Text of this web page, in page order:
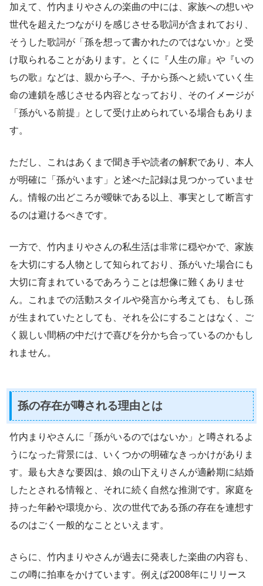
加えて、竹内まりやさんの楽曲の中には、家族への想いや
世代を超えたつながりを感じさせる歌詞が含まれており、
そうした歌詞が「孫を想って書かれたのではないか」と受
け取られることがあります。とくに『人生の扉』や『いの
ちの歌』などは、親から子へ、子から孫へと続いていく生
命の連鎖を感じさせる内容となっており、そのイメージが
「孫がいる前提」として受け止められている場合もありま
す。
ただし、これはあくまで聞き手や読者の解釈であり、本人
が明確に「孫がいます」と述べた記録は見つかっていませ
ん。情報の出どころが曖昧である以上、事実として断言す
るのは避けるべきです。
一方で、竹内まりやさんの私生活は非常に穏やかで、家族
を大切にする人物として知られており、孫がいた場合にも
大切に育まれているであろうことは想像に難くありませ
ん。これまでの活動スタイルや発言から考えても、もし孫
が生まれていたとしても、それを公にすることはなく、ご
く親しい間柄の中だけで喜びを分かち合っているのかもし
れません。
孫の存在が噂される理由とは
竹内まりやさんに「孫がいるのではないか」と噂されるよ
うになった背景には、いくつかの明確なきっかけがありま
す。最も大きな要因は、娘の山下えりさんが適齢期に結婚
したとされる情報と、それに続く自然な推測です。家庭を
持った年齢や環境から、次の世代である孫の存在を連想す
るのはごく一般的なことといえます。
さらに、竹内まりやさんが過去に発表した楽曲の内容も、
この噂に拍車をかけています。例えば2008年にリリース